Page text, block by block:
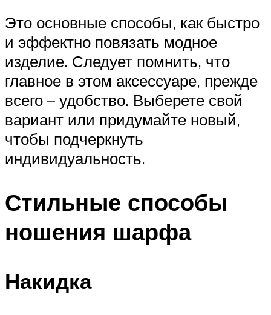
Это основные способы, как быстро
и эффектно повязать модное
изделие. Следует помнить, что
главное в этом аксессуаре, прежде
всего – удобство. Выберете свой
вариант или придумайте новый,
чтобы подчеркнуть
индивидуальность.
Стильные способы
ношения шарфа
Накидка